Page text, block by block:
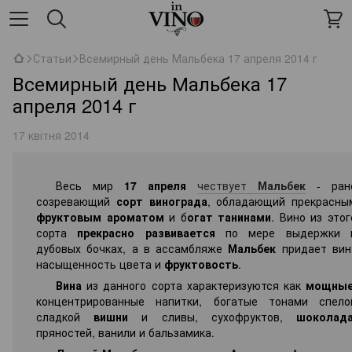
Статьи Всемирный день Мальбека 17 апреля 2014 г
Всемирный день Мальбека 17
апреля 2014 г
17 квітня 2014
Весь мир 17 апреля чествует Мальбек -
созревающий сорт винограда, обладающий
фруктовым ароматом и богат танинами. Вино из
сорта прекрасно развивается по мере выдержки
дубовых бочках, а в ассамбляже Мальбек придает
насыщенность цвета и фруктовость.
Вина из данного сорта характеризуются как
концентрированные напитки, богатые тонами
сладкой вишни и сливы, сухофруктов,
пряностей, ванили и бальзамика.